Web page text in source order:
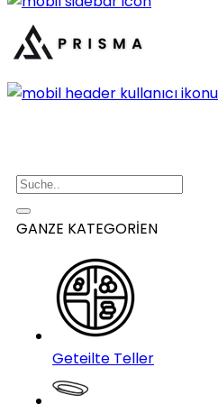
GANZE KATEGORİEN
Geteilte Teller